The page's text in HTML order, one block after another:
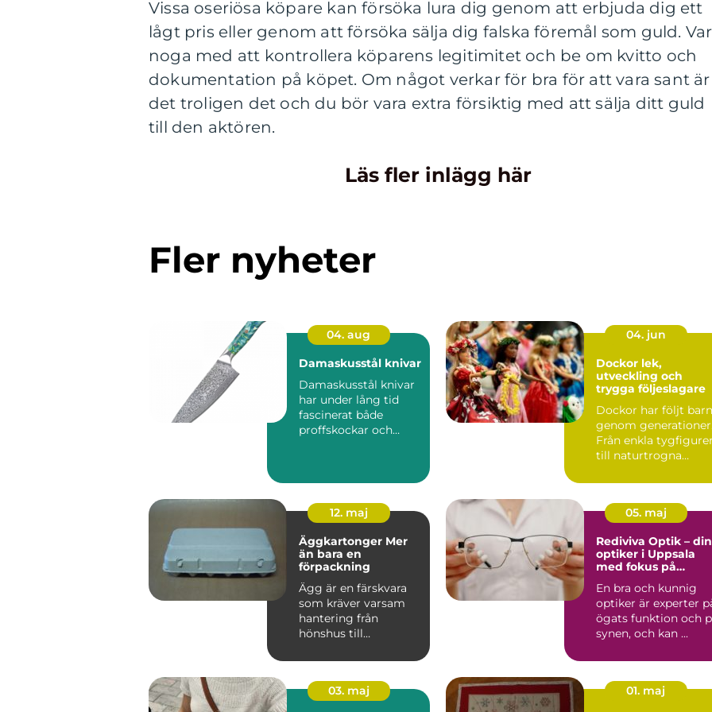
Vissa oseriösa köpare kan försöka lura dig genom att erbjuda dig ett
lågt pris eller genom att försöka sälja dig falska föremål som guld. Var
noga med att kontrollera köparens legitimitet och be om kvitto och
dokumentation på köpet. Om något verkar för bra för att vara sant är
det troligen det och du bör vara extra försiktig med att sälja ditt guld
till den aktören.
Läs fler inlägg här
Fler nyheter
04. aug
Damaskusstål knivar
Damaskusstål knivar
har under lång tid
fascinerat både
proffskockar och
04. jun
Dockor lek,
utveckling och
trygga följeslagare
Dockor har följt barn
genom
Från enkla
till naturtrogna
12. maj
Äggkartonger Mer
än bara en
förpackning
Ägg är en färskvara
som kräver varsam
hantering från
hönshus till
om någon har ...
05. maj
Rediviva Optik – din
optiker i Uppsala
med fokus på
omtanke
En bra och kunnig
optiker är experter
ögats funktion och
synen, och kan ...
03. maj 01. maj